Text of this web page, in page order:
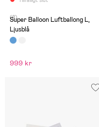
(8)
Super Balloon Luftballong L,
Ljusblå
999 kr